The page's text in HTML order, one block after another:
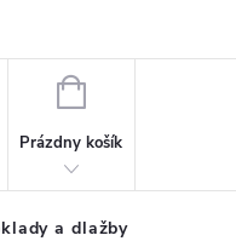
NÁKUPNÝ
Prázdny košík
a dlažby